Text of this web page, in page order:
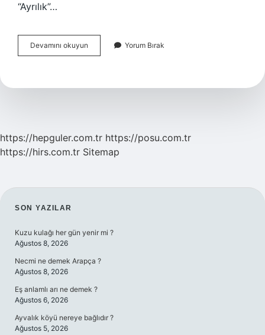
“Ayrılık”…
Devamını okuyun
Türkay
Oynamıştır
Yorum Bırak
https://hepguler.com.tr https://posu.com.tr
https://hirs.com.tr Sitemap
SIDEBAR
SON YAZILAR
Kuzu kulağı her gün yenir mi ?
Ağustos 8, 2026
Necmi ne demek Arapça ?
Ağustos 8, 2026
Eş anlamlı arı ne demek ?
Ağustos 6, 2026
Ayvalık köyü nereye bağlıdır ?
Ağustos 5, 2026